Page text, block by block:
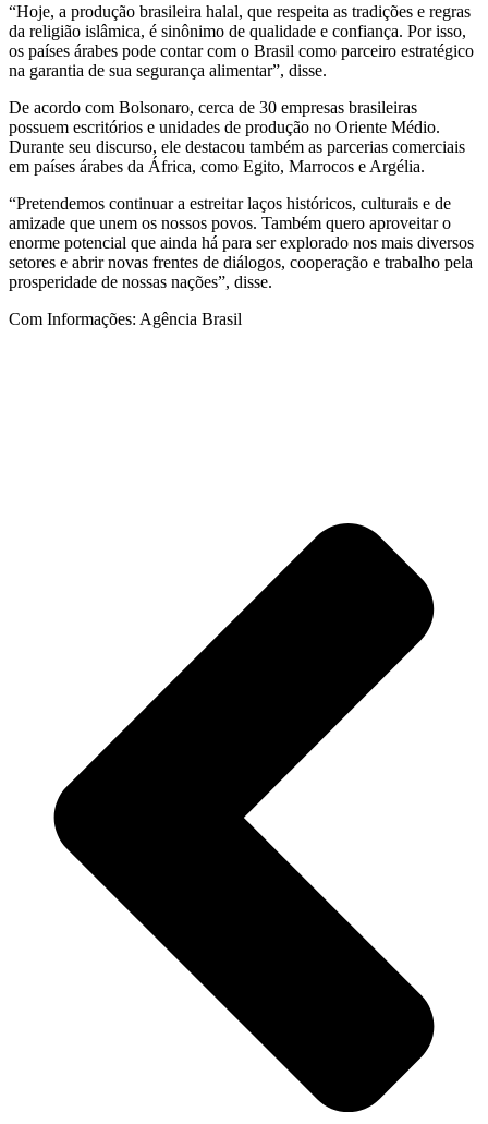
“Hoje, a produção brasileira halal, que respeita as tradições e regras
da religião islâmica, é sinônimo de qualidade e confiança. Por isso,
os países árabes pode contar com o Brasil como parceiro estratégico
na garantia de sua segurança alimentar”, disse.
De acordo com Bolsonaro, cerca de 30 empresas brasileiras
possuem escritórios e unidades de produção no Oriente Médio.
Durante seu discurso, ele destacou também as parcerias comerciais
em países árabes da África, como Egito, Marrocos e Argélia.
“Pretendemos continuar a estreitar laços históricos, culturais e de
amizade que unem os nossos povos. Também quero aproveitar o
enorme potencial que ainda há para ser explorado nos mais diversos
setores e abrir novas frentes de diálogos, cooperação e trabalho pela
prosperidade de nossas nações”, disse.
Com Informações: Agência Brasil